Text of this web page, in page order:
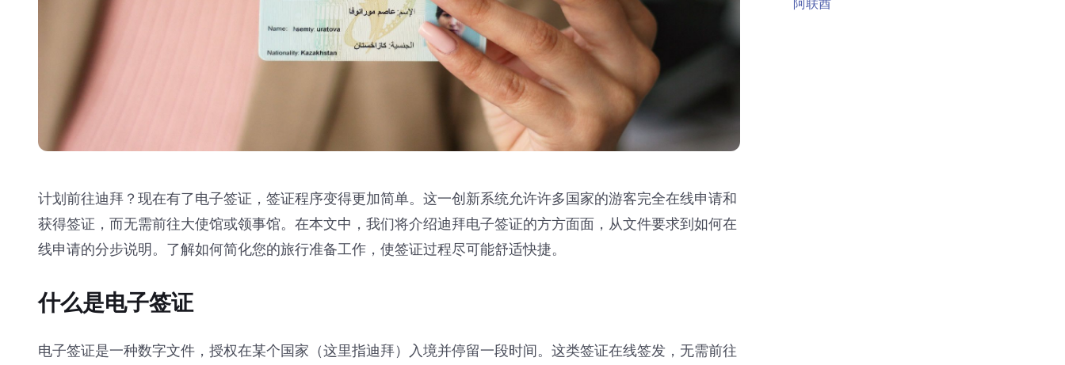
计划前往迪拜？现在有了电子签证，签证程序变得更加简单。这一创新系统允许许多国家的游客完全在线申请和
获得签证，而无需前往大使馆或领事馆。在本文中，我们将介绍迪拜电子签证的方方面面，从文件要求到如何在
线申请的分步说明。了解如何简化您的旅行准备工作，使签证过程尽可能舒适快捷。
什么是电子签证
电子签证是一种数字文件，授权在某个国家（这里指迪拜）入境并停留一段时间。这类签证在线签发，无需前往
阿联酋